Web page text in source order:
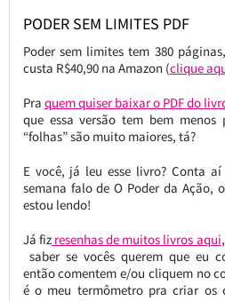
PODER SEM LIMITES PDF
Poder sem limites tem 380
custa R$40,90 na Amazon (clique
Pra quem quiser baixar o PDF do
que essa versão tem bem
“folhas” são muito maiores, tá?
E você, já leu esse livro? Conta
semana falo de O Poder da Ação,
estou lendo!
Já fizresenhas de muitos livros aqui
saber se vocês querem que eu
então comentem e/ou cliquem no
é o meu termômetro pra criar os